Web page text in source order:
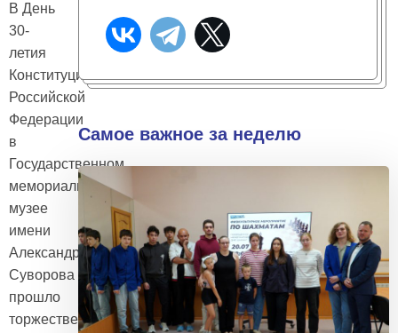
В День
30-
летия
Конституции
Российской
Федерации
в
Государственном
мемориальном
музее
имени
Александра
Суворова
прошло
торжественное
Самое важное за неделю